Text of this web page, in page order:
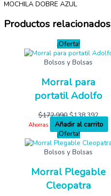
MOCHILA DOBRE AZUL
Productos relacionados
¡Oferta!
Bolsos y Bolsas
Morral para
portatil Adolfo
$172,990 $138,392
Ahorras
Añadir al carrito
¡Oferta!
Bolsos y Bolsas
Morral Plegable
Cleopatra